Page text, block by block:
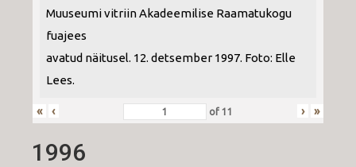
Muuseumi vitriin Akadeemilise Raamatukogu
fuajees
avatud näitusel. 12. detsember 1997. Foto: Elle
Lees.
« ‹ of11 › »
1996